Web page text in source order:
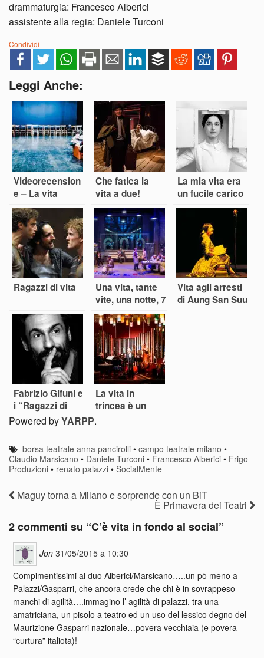
drammaturgia: Francesco Alberici
assistente alla regia: Daniele Turconi
Condividi
Leggi Anche:
Videorecension
e – La vita
ferma
Che fatica la
vita a due!
La mia vita era
un fucile carico
Ragazzi di vita
Una vita, tante
vite, una notte, 7
minuti
Vita agli arresti
di Aung San Suu
Fabrizio Gifuni e
i “Ragazzi di
vita” di PPP
La vita in
trincea è un
Powered byYARPP.
borsa teatrale anna pancirolli •campo teatrale milano •
Claudio Marsicano • Daniele Turconi • Francesco Alberici • Frigo
Produzioni • renato palazzi • SocialMente
Maguy torna a Milano e sorprende con un BiT
È Primavera dei Teatri
2 commenti su “C’è vita in fondo al social”
Jon 31/05/2015 a 10:30
Compimentissimi al duo Alberici/Marsicano…..un pò meno a
Palazzi/Gasparri, che ancora crede che chi è in sovrappeso
manchi di agilità….immagino l’ agilità di palazzi, tra una
amatriciana, un pisolo a teatro ed un uso del lessico degno del
Maurizione Gasparri nazionale…povera vecchiaia (e povera
“curtura” italiota)!